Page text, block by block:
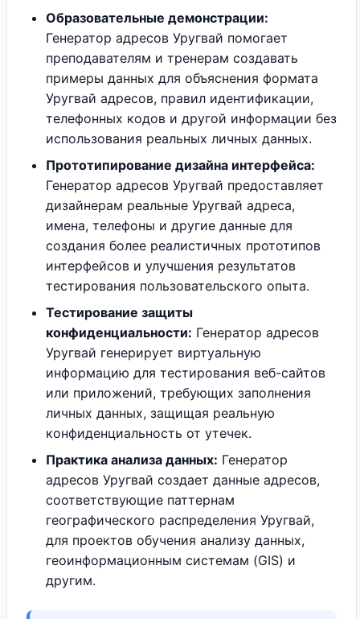
Образовательные демонстрации:
Генератор адресов Уругвай помогает
преподавателям и тренерам создавать
примеры данных для объяснения формата
Уругвай адресов, правил идентификации,
телефонных кодов и другой информации без
использования реальных личных данных.
Прототипирование дизайна интерфейса:
Генератор адресов Уругвай предоставляет
дизайнерам реальные Уругвай адреса,
имена, телефоны и другие данные для
создания более реалистичных прототипов
интерфейсов и улучшения результатов
тестирования пользовательского опыта.
Тестирование защиты
конфиденциальности: Генератор адресов
Уругвай генерирует виртуальную
информацию для тестирования веб-сайтов
или приложений, требующих заполнения
личных данных, защищая реальную
конфиденциальность от утечек.
Практика анализа данных: Генератор
адресов Уругвай создает данные адресов,
соответствующие паттернам
географического распределения Уругвай,
для проектов обучения анализу данных,
геоинформационным системам (GIS) и
другим.